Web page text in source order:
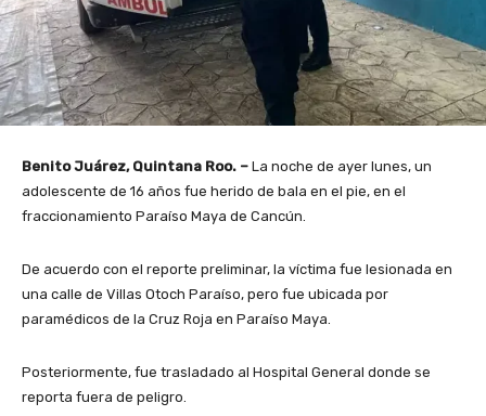
Benito Juárez, Quintana Roo. – La noche de ayer lunes, un
adolescente de 16 años fue herido de bala en el pie, en el
fraccionamiento Paraíso Maya de Cancún.
De acuerdo con el reporte preliminar, la víctima fue lesionada en
una calle de Villas Otoch Paraíso, pero fue ubicada por
paramédicos de la Cruz Roja en Paraíso Maya.
Posteriormente, fue trasladado al Hospital General donde se
reporta fuera de peligro.